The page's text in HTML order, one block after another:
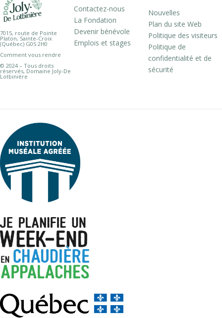
7015, route de Pointe
Platon, Sainte-Croix
(Québec) G0S 2H0
Comment vous rendre
© 2024 – Tous droits
réservés, Domaine Joly-De
Lotbinière
Contactez-nous
La Fondation
Devenir bénévole
Emplois et stages
Nouvelles
Plan du site Web
Politique des visiteurs
Politique de
confidentialité et de
sécurité